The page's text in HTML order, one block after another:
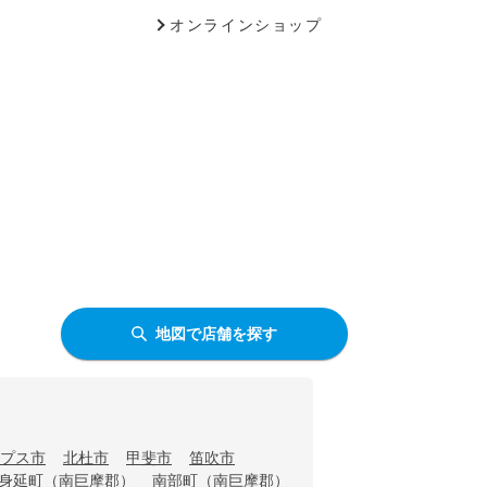
オンラインショップ
地図で店舗を探す
ス市 北杜市 甲斐市
笛吹市
延町（南巨摩郡）
南部町（南巨摩郡）